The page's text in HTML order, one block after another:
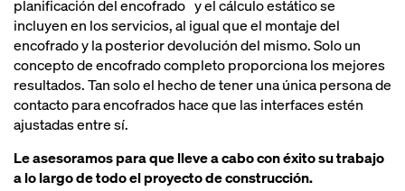
planificación del encofrado y el cálculo estático se
incluyen en los servicios, al igual que el montaje del
encofrado y la posterior devolución del mismo. Solo un
concepto de encofrado completo proporciona los mejores
resultados. Tan solo el hecho de tener una única persona de
contacto para encofrados hace que las interfaces estén
ajustadas entre sí.
Le asesoramos para que lleve a cabo con éxito su trabajo
a lo largo de todo el proyecto de construcción.